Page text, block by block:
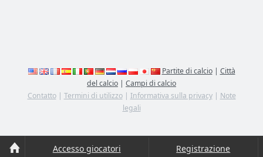
Accesso giocatori Registrazione
Partite di calcio| Città
del calcio | Campi di calcio
Contatto| Termini di utilizzo| Informativa sulla privacy| Note
legali